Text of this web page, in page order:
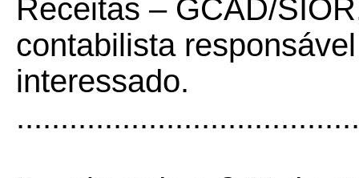
Receitas – GCAD/
contabilista
interessado.